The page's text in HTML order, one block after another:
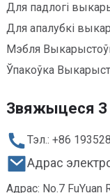
Для падлогі
Для апалубкі
Мэбля
Ўпакоўка
Звяжыцеся З
Тэл.: +86
Адрас
Адрас: No.7 FuYuan